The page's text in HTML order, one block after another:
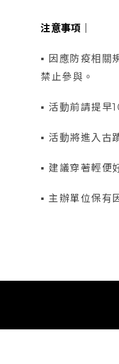
注意事項｜
▪ 因應防疫相關
禁止參與。
▪ 活動前請提早
▪ 活動將進入古
▪ 建議穿著輕便
▪ 主辦單位保有